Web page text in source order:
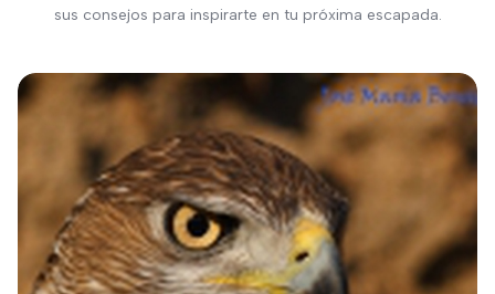
sus consejos para inspirarte en tu próxima escapada.